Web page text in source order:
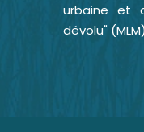
urbaine et
dévolu"